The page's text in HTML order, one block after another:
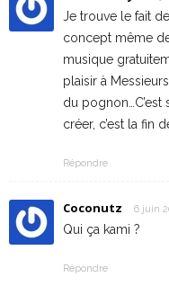
Je trouve le fait
concept même
musique
plaisir à
du
créer, c’est la fin
Répondre
Coconutz 6 juin
Qui ça kami ?
Répondre